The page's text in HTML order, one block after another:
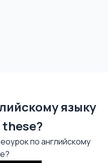
языку
по английскому